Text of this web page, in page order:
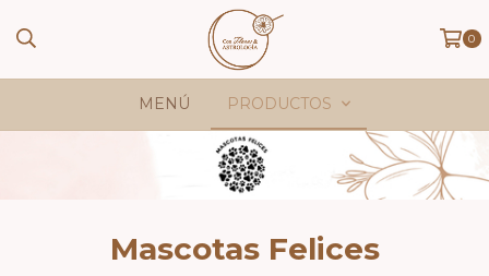
0
MENÚ PRODUCTOS
Mascotas Felices